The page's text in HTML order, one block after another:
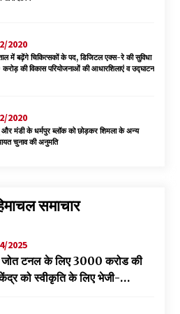
2020
में बढ़ेंगे चिकित्सकों के पद, डिजिटल एक्स-रे की सुविधा
की विकास परियोजनाओं की आधारशिलाएं व उद्घाटन
2020
और मंडी के धर्मपुर ब्लॉक को छोड़कर शिमला के अन्य
चुनाव की अनुमति
समाचार
2025
जोत टनल के लिए 3000 करोड की
को स्वीकृति के लिए भेजी-